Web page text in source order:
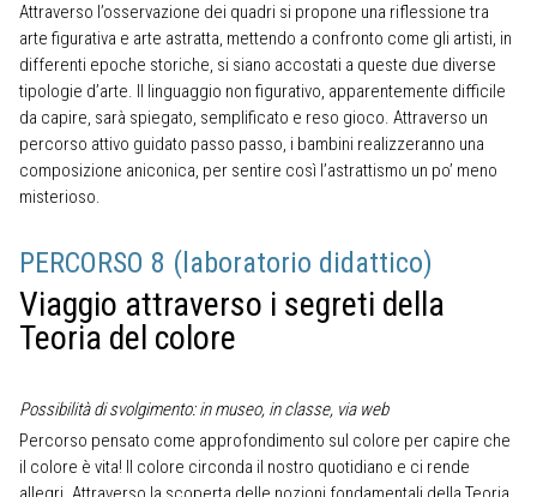
Attraverso l’osservazione dei quadri si propone una riflessione tra
arte figurativa e arte astratta, mettendo a confronto come gli artisti, in
differenti epoche storiche, si siano accostati a queste due diverse
tipologie d’arte. Il linguaggio non figurativo, apparentemente difficile
da capire, sarà spiegato, semplificato e reso gioco. Attraverso un
percorso attivo guidato passo passo, i bambini realizzeranno una
composizione aniconica, per sentire così l’astrattismo un po’ meno
misterioso.
PERCORSO 8 (laboratorio didattico)
Viaggio attraverso i segreti della
Teoria del colore
Possibilità di svolgimento: in museo, in classe, via web
Percorso pensato come approfondimento sul colore per capire che
il colore è vita! Il colore circonda il nostro quotidiano e ci rende